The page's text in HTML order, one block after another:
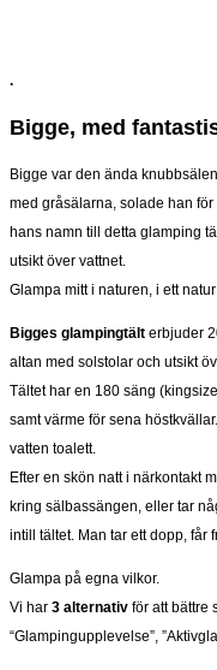
.
Bigge, med
Bigge var den ända
med gråsälarna, solade han för
hans namn till detta glamping
utsikt över vattnet.
Glampa mitt i naturen, i ett
Bigges glampingtält erbjuder
altan med solstolar och utsikt
Tältet har en 180 säng
samt värme för sena
vatten toalett.
Efter en skön natt i närkontakt
kring sälbassängen, eller tar
intill tältet. Man tar ett dopp, får
Glampa på egna vilkor.
Vi har 3 alternativ för att bättre
“Glampingupplevelse”,